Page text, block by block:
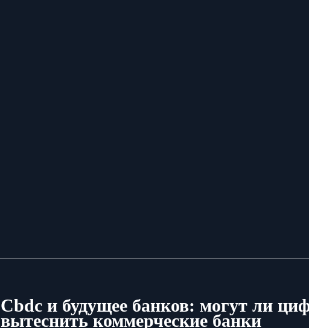
Cbdc и будущее банков: могут ли
вытеснить коммерческие банки